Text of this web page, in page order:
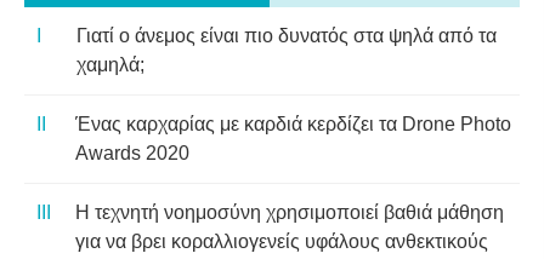
Γιατί ο άνεμος είναι πιο δυνατός στα ψηλά από τα
χαμηλά;
Ένας καρχαρίας με καρδιά κερδίζει τα Drone Photo
Awards 2020
Η τεχνητή νοημοσύνη χρησιμοποιεί βαθιά μάθηση
για να βρει κοραλλιογενείς υφάλους ανθεκτικούς